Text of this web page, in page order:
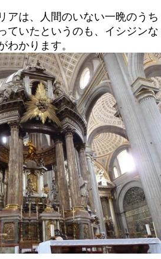
アは、人間のいない一晩のうち
ていたというのも、イシジンな
わかります。